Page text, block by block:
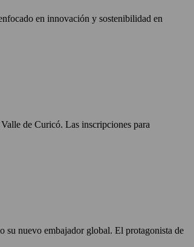
en innovación y sostenibilidad en
de Curicó. Las inscripciones para
su nuevo embajador global. El protagonista de